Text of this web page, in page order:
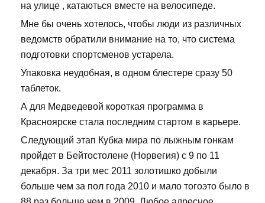
на улице , катаються вместе на велосипеде.
Мне бы очень хотелось, чтобы люди из различных
ведомств обратили внимание на то, что система
подготовки спортсменов устарела.
Упаковка неудобная, в одном блестере сразу 50
таблеток.
А для Медведевой короткая программа в
Красноярске стала последним стартом в карьере.
Следующий этап Кубка мира по лыжным гонкам
пройдет в Бейтостолене (Норвегия) с 9 по 11
декабря. За три мес 2011 золотишко добыли
больше чем за пол года 2010 и мало тогоэто было в